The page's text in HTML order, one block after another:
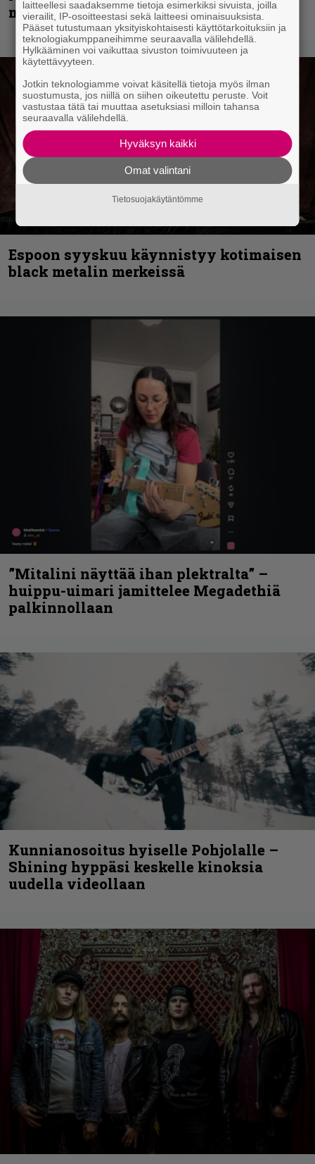
muita avauspäivän esiintyjiä
Espoon syyskuu käynnistyy kotimaisen
black metalin merkeissä
”Mitalini näyttää ihan plektralta” –
huippu-uimari jamittelee Megadethiä
palkinnollaan
Kunnianosoitus hyiselle Pohjolalle –
Shining hyppäsi keskelle kinoksia
uudella videollaan
laitteellesi saadaksemme tietoja esimerkiksi sivuista, joilla
vierailit, IP-osoitteestasi sekä laitteesi ominaisuuksista.
Pääset tutustumaan yksityiskohtaisesti käyttötarkoituksiin ja
teknologiakumppaneihimme seuraavalla välilehdellä.
Hylkääminen voi vaikuttaa sivuston toimivuuteen ja
käytettävyyteen.
Jotkin teknologiamme voivat käsitellä tietoja myös ilman
suostumusta, jos niillä on siihen oikeutettu peruste. Voit
vastustaa tätä tai muuttaa asetuksiasi milloin tahansa
seuraavalla välilehdellä.
Hyväksyn kaikki
Omat valintani
Tietosuojakäytäntömme